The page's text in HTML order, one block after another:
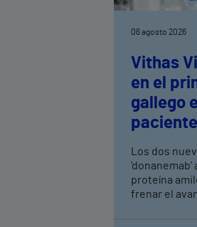
06 agosto 2026
Vithas
en el
gallego
en fase
Los dos
'donanemab'
proteína
frenar el